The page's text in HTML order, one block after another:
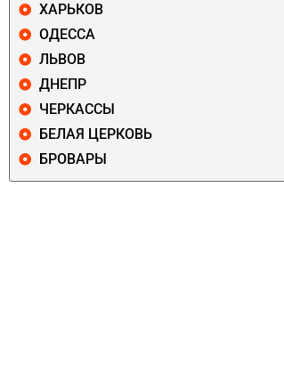
ХАРЬКОВ
ОДЕССА
ЛЬВОВ
ДНЕПР
ЧЕРКАССЫ
БЕЛАЯ ЦЕРКОВЬ
БРОВАРЫ